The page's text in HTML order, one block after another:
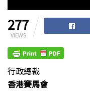
277
VIEWS
行政總裁
香港賽馬會